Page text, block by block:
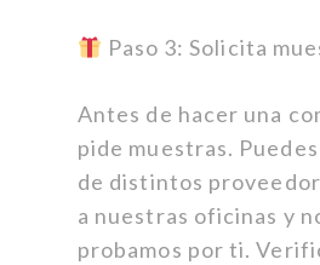
Paso 3: Solicita
Antes de hacer una
pide muestras.
de distintos
a nuestras oficinas y
probamos por ti.